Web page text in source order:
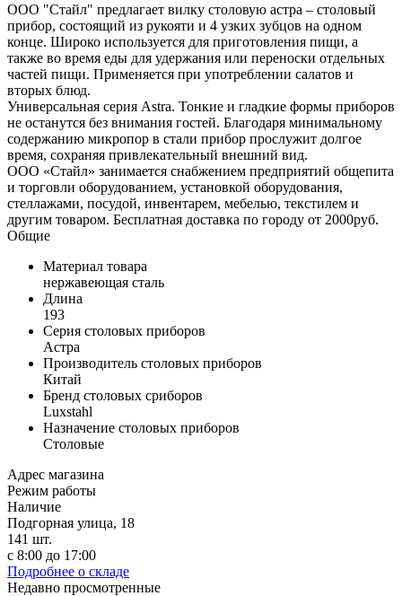
ООО "Стайл" предлагает вилку столовую астра – столовый
прибор, состоящий из рукояти и 4 узких зубцов на одном
конце. Широко используется для приготовления пищи, а
также во время еды для удержания или переноски отдельных
частей пищи. Применяется при употреблении салатов и
вторых блюд.
Универсальная серия Astra. Тонкие и гладкие формы приборов
не останутся без внимания гостей. Благодаря минимальному
содержанию микропор в стали прибор прослужит долгое
время, сохраняя привлекательный внешний вид.
ООО «Стайл» занимается снабжением предприятий общепита
и торговли оборудованием, установкой оборудования,
стеллажами, посудой, инвентарем, мебелью, текстилем и
другим товаром. Бесплатная доставка по городу от 2000руб.
Общие
Материал товара
нержавеющая сталь
Длина
193
Серия столовых приборов
Астра
Производитель столовых приборов
Китай
Бренд столовых сриборов
Luxstahl
Назначение столовых приборов
Столовые
Адрес магазина
Режим работы
Наличие
Подгорная улица, 18
141 шт.
с 8:00 до 17:00
Подробнее о складе
Недавно просмотренные